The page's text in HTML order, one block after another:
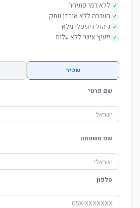
✓ ללא דמי פתיחה
✓ העברה ללא אובדן וותק
✓ ניהול דיגיטלי מלא
✓ ייעוץ אישי ללא עלות
שכיר
שם פרטי
שם משפחה
טלפון